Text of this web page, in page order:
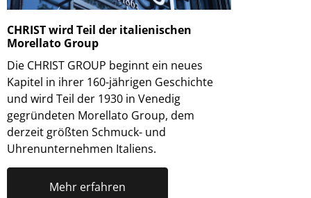
CHRIST wird Teil der italienischen
Morellato Group
Die CHRIST GROUP beginnt ein neues
Kapitel in ihrer 160-jährigen Geschichte
und wird Teil der 1930 in Venedig
gegründeten Morellato Group, dem
derzeit größten Schmuck- und
Uhrenunternehmen Italiens.
Mehr erfahren